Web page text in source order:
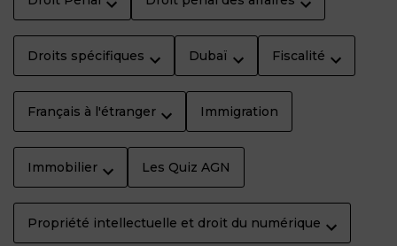
Droits spécifiques Dubaï Fiscalité
Français à l'étranger Immigration
Immobilier Les Quiz AGN
Propriété intellectuelle et droit du numérique